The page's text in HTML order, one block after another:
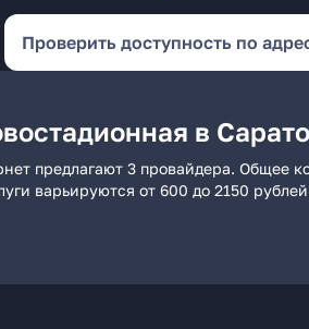
Проверить доступность по
в
предлагают 3 провайдера. Общее
варьируются от 600 до 2150